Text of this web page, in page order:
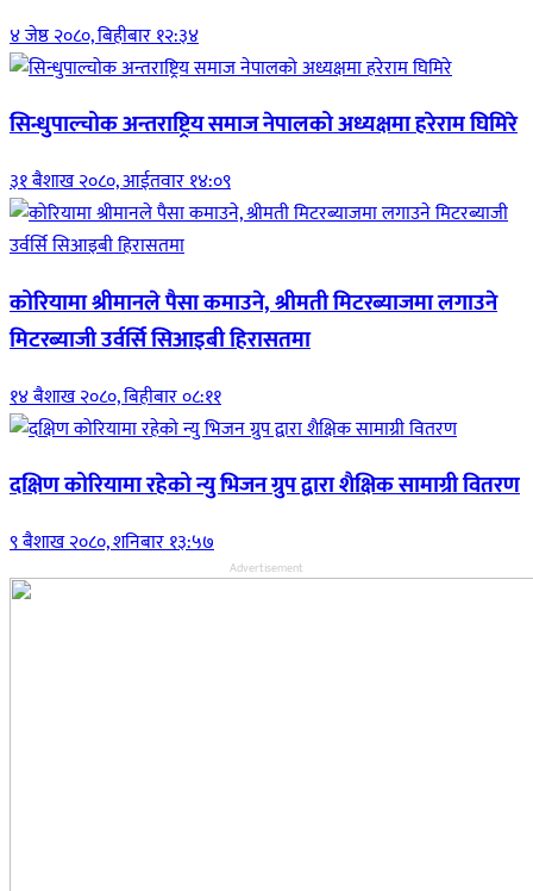
४ जेष्ठ २०८०, बिहीबार १२:३४
सिन्धुपाल्चोक अन्तराष्ट्रिय समाज नेपालको अध्यक्षमा हरेराम घिमिरे
३१ बैशाख २०८०, आईतवार १४:०९
कोरियामा श्रीमानले पैसा कमाउने, श्रीमती मिटरब्याजमा लगाउने
मिटरब्याजी उर्वर्सि सिआइबी हिरासतमा
१४ बैशाख २०८०, बिहीबार ०८:११
दक्षिण कोरियामा रहेको न्यु भिजन ग्रुप द्वारा शैक्षिक सामाग्री वितरण
९ बैशाख २०८०, शनिबार १३:५७
Advertisement